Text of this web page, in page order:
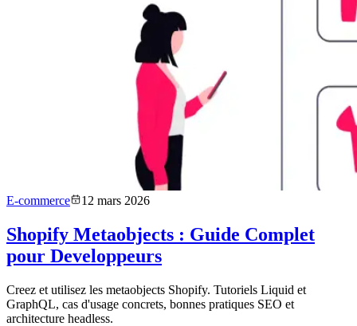
E-commerce 12 mars 2026
Shopify Metaobjects : Guide Complet
pour Developpeurs
Creez et utilisez les metaobjects Shopify. Tutoriels Liquid et
GraphQL, cas d'usage concrets, bonnes pratiques SEO et
architecture headless.